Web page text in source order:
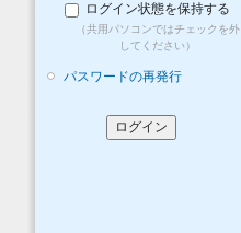
ログイン状態を保持する
（共用パソコンではチェックを外
してください）
パスワードの再発行